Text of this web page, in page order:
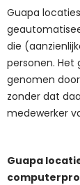
Guapa locaties
die
personen. Het
genomen
zonder dat
medewerker
Guapa